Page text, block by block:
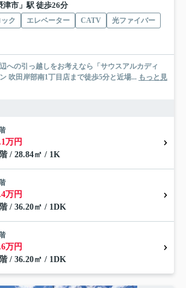
津市」駅 徒歩26分
ク エレベーター CATV
光ファイバー
への引っ越しをお考えなら「サウスアルカディ
吹田岸部南1丁目店まで徒歩5分と近場... もっと見
万円
/ 28.84㎡ / 1K
万円
/ 36.20㎡ / 1DK
万円
/ 36.20㎡ / 1DK